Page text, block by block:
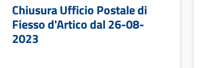
Chiusura Ufficio Postale di
Fiesso d'Artico dal 26-08-
2023